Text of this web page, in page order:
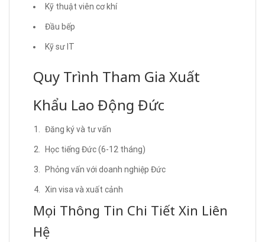
Kỹ thuật viên cơ khí
Đầu bếp
Kỹ sư IT
Quy Trình Tham Gia Xuất
Khẩu Lao Động Đức
Đăng ký và tư vấn
Học tiếng Đức (6-12 tháng)
Phỏng vấn với doanh nghiệp Đức
Xin visa và xuất cảnh
Mọi Thông Tin Chi Tiết Xin Liên
Hệ